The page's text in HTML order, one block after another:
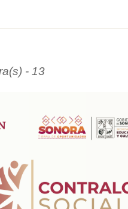
- 13